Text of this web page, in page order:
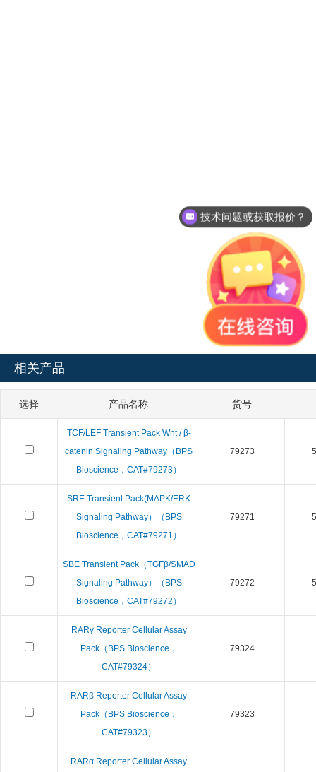
相关产品
选择 产品名称 货号
TCF/LEF Transient Pack Wnt / β-
catenin Signaling Pathway（BPS
Bioscience，CAT#79273）
79273
SRE Transient Pack(MAPK/ERK
Signaling Pathway）（BPS
Bioscience，CAT#79271）
79271
SBE Transient Pack（TGFβ/SMAD
Signaling Pathway）（BPS
Bioscience，CAT#79272）
79272
RARγ Reporter Cellular Assay
Pack（BPS Bioscience，
CAT#79324）
79324
RARβ Reporter Cellular Assay
Pack（BPS Bioscience，
CAT#79323）
79323
RARα Reporter Cellular Assay
技术问题或获取报价？